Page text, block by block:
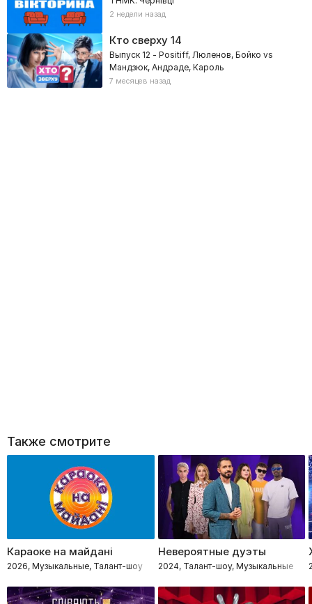
2 недели назад
Кто сверху14
Выпуск 12 - Positiff, Люленов, Бойко vs
Мандзюк, Андраде, Кароль
7 месяцев назад
Также смотрите
Караоке на майдані
2026, Музыкальные, Талант-шоу
Невероятные дуэты
2024, Талант-шоу, Музыкальные